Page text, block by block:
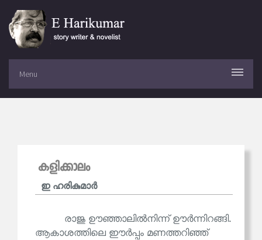
Menu
കളിക്കാലം
ഇ ഹരികുമാര്‍
രാജു ഊഞ്ഞാലിൽനിന്ന് ഊർന്നിറങ്ങി.
ആകാശത്തിലെ ഈർപ്പം മണത്തറിഞ്ഞ്